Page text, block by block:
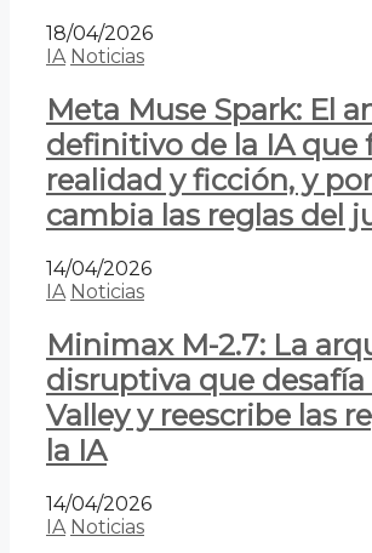
18/04/2026
IA Noticias
Meta Muse Spark: El
definitivo de la IA que
realidad y ficción, y
cambia las reglas del
14/04/2026
IA Noticias
Minimax M-2.7: La
disruptiva que desafía
Valley y reescribe las
la IA
14/04/2026
IA Noticias